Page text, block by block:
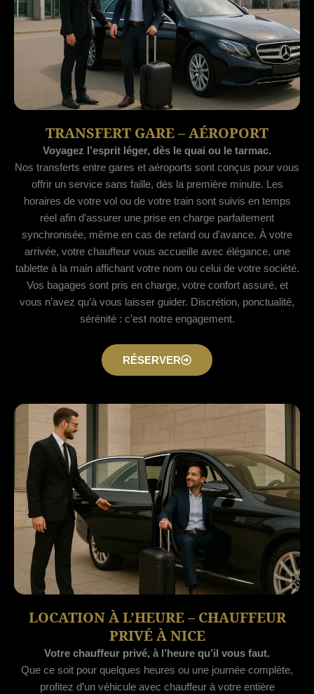
TRANSFERT GARE – AÉROPORT
Voyagez l’esprit léger, dès le quai ou le tarmac.
Nos transferts entre gares et aéroports sont conçus pour vous
offrir un service sans faille, dès la première minute. Les
horaires de votre vol ou de votre train sont suivis en temps
réel afin d’assurer une prise en charge parfaitement
synchronisée, même en cas de retard ou d’avance. À votre
arrivée, votre chauffeur vous accueille avec élégance, une
tablette à la main affichant votre nom ou celui de votre société.
Vos bagages sont pris en charge, votre confort assuré, et
vous n’avez qu’à vous laisser guider. Discrétion, ponctualité,
sérénité : c’est notre engagement.
RÉSERVER
LOCATION À L’HEURE – CHAUFFEUR
PRIVÉ À NICE
Votre chauffeur privé, à l’heure qu’il vous faut.
Que ce soit pour quelques heures ou une journée complète,
profitez d’un véhicule avec chauffeur à votre entière